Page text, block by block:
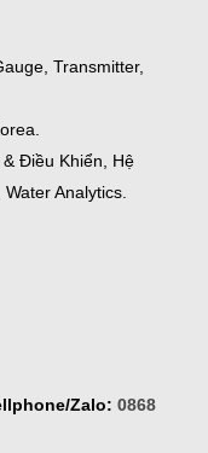
Transmitter,
Điều Khiển, Hệ
Analytics.
Zalo: 0868